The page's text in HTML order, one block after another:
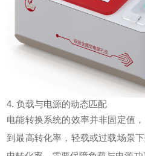
4. 负载与电源的动态匹配
电能转换系统的效率并非固定值
到最高转化率，轻载或过载场景